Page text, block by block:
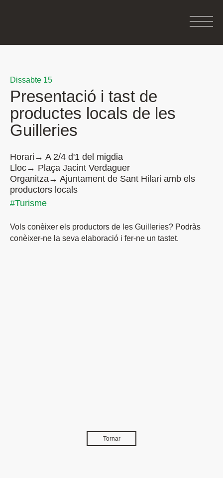
Dissabte 15
Presentació i tast de
productes locals de les
Guilleries
Horari→ A 2/4 d'1 del migdia
Lloc→ Plaça Jacint Verdaguer
Organitza→ Ajuntament de Sant Hilari amb els
productors locals
#Turisme
Vols conèixer els productors de les Guilleries? Podràs
conèixer-ne la seva elaboració i fer-ne un tastet.
Tornar